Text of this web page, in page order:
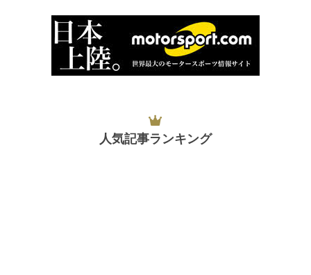
人気記事ランキング